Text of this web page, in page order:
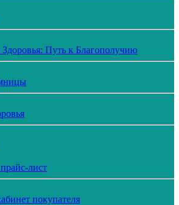
Путь к Благополучию
лист
покупателя